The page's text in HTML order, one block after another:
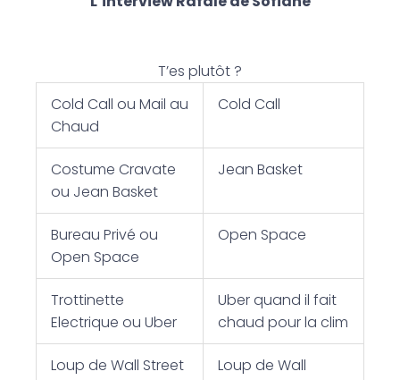
T’es plutôt ?
Cold Call ou Mail au
Chaud
Cold Call
Costume Cravate
ou Jean Basket
Jean Basket
Bureau Privé ou
Open Space
Open Space
Trottinette
Electrique ou Uber
Uber quand il fait
chaud pour la clim
Loup de Wall Street
Loup de Wall